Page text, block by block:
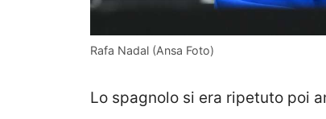
Rafa Nadal (Ansa Foto)
Lo spagnolo si era ripetuto poi